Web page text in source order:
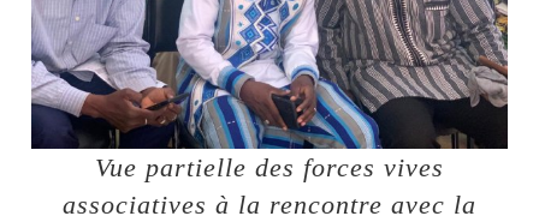
Vue partielle des forces vives
associatives à la rencontre avec la